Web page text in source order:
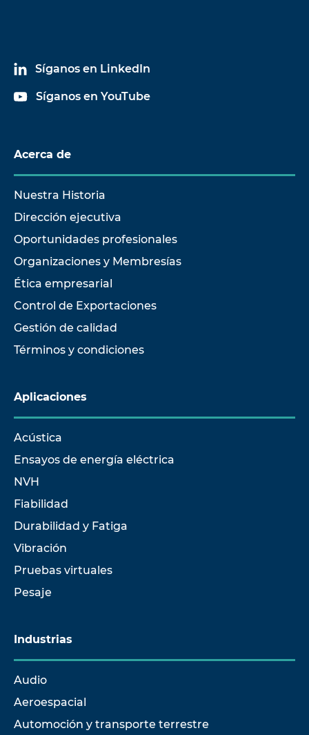
Síganos en LinkedIn
Síganos en YouTube
Acerca de
Nuestra Historia
Dirección ejecutiva
Oportunidades profesionales
Organizaciones y Membresías
Ética empresarial
Control de Exportaciones
Gestión de calidad
Términos y condiciones
Aplicaciones
Acústica
Ensayos de energía eléctrica
NVH
Fiabilidad
Durabilidad y Fatiga
Vibración
Pruebas virtuales
Pesaje
Industrias
Audio
Aeroespacial
Automoción y transporte terrestre